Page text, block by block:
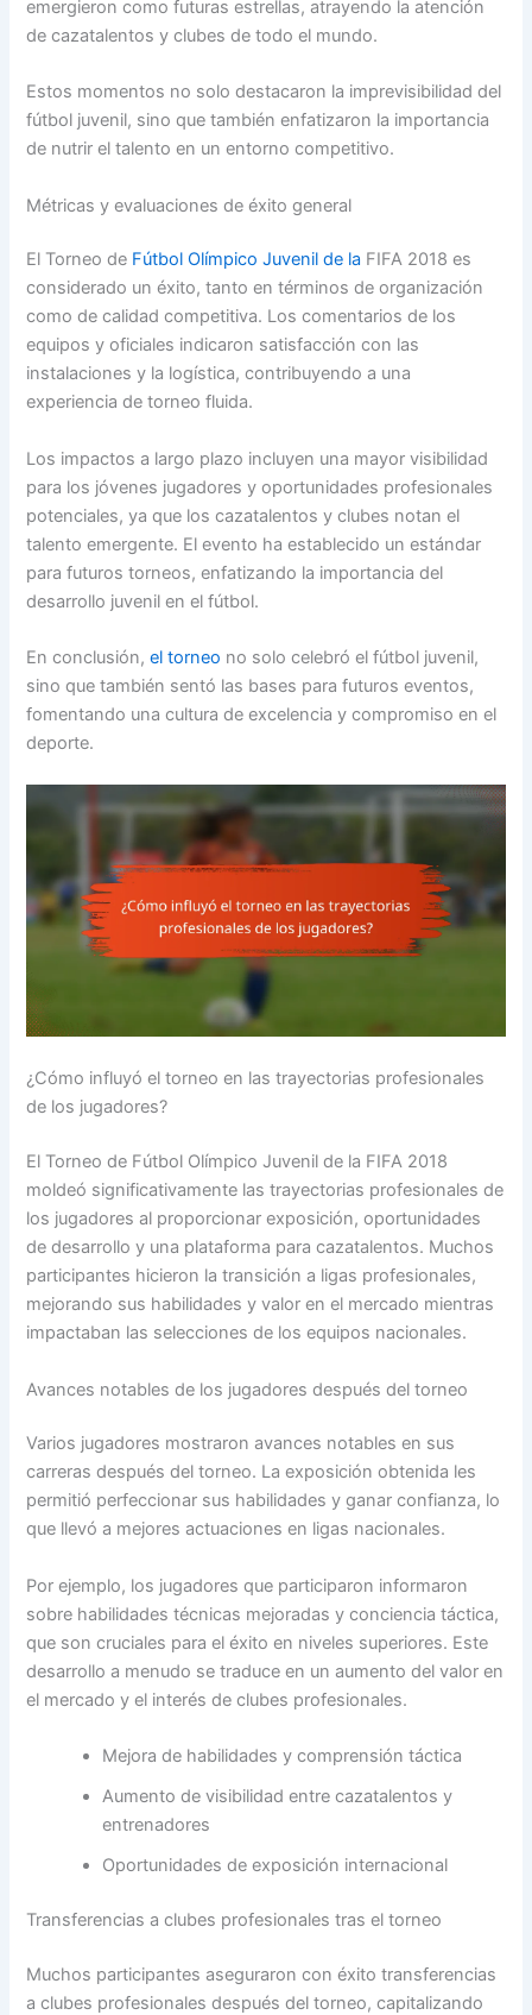
emergieron como futuras estrellas, atrayendo la atención
de cazatalentos y clubes de todo el mundo.
Estos momentos no solo destacaron la imprevisibilidad del
fútbol juvenil, sino que también enfatizaron la importancia
de nutrir el talento en un entorno competitivo.
Métricas y evaluaciones de éxito general
El Torneo de Fútbol Olímpico Juvenil de la FIFA 2018 es
considerado un éxito, tanto en términos de organización
como de calidad competitiva. Los comentarios de los
equipos y oficiales indicaron satisfacción con las
instalaciones y la logística, contribuyendo a una
experiencia de torneo fluida.
Los impactos a largo plazo incluyen una mayor visibilidad
para los jóvenes jugadores y oportunidades profesionales
potenciales, ya que los cazatalentos y clubes notan el
talento emergente. El evento ha establecido un estándar
para futuros torneos, enfatizando la importancia del
desarrollo juvenil en el fútbol.
En conclusión,el torneo no solo celebró el fútbol juvenil,
sino que también sentó las bases para futuros eventos,
fomentando una cultura de excelencia y compromiso en el
deporte.
¿Cómo influyó el torneo en las trayectorias profesionales
de los jugadores?
El Torneo de Fútbol Olímpico Juvenil de la FIFA 2018
moldeó significativamente las trayectorias profesionales de
los jugadores al proporcionar exposición, oportunidades
de desarrollo y una plataforma para cazatalentos. Muchos
participantes hicieron la transición a ligas profesionales,
mejorando sus habilidades y valor en el mercado mientras
impactaban las selecciones de los equipos nacionales.
Avances notables de los jugadores después del torneo
Varios jugadores mostraron avances notables en sus
carreras después del torneo. La exposición obtenida les
permitió perfeccionar sus habilidades y ganar confianza, lo
que llevó a mejores actuaciones en ligas nacionales.
Por ejemplo, los jugadores que participaron informaron
sobre habilidades técnicas mejoradas y conciencia táctica,
que son cruciales para el éxito en niveles superiores. Este
desarrollo a menudo se traduce en un aumento del valor en
el mercado y el interés de clubes profesionales.
Mejora de habilidades y comprensión táctica
Aumento de visibilidad entre cazatalentos y
entrenadores
Oportunidades de exposición internacional
Transferencias a clubes profesionales tras el torneo
Muchos participantes aseguraron con éxito transferencias
a clubes profesionales después del torneo, capitalizando